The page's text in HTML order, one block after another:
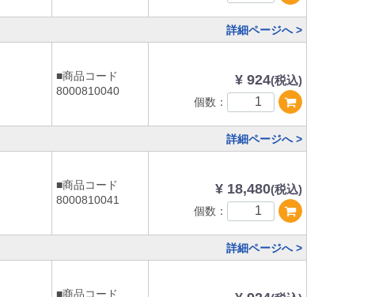
詳細ページへ >
■商品コード
8000810040
¥ 924(税込)
個数：
詳細ページへ >
■商品コード
8000810041
¥ 18,480(税込)
個数：
詳細ページへ >
■商品コード